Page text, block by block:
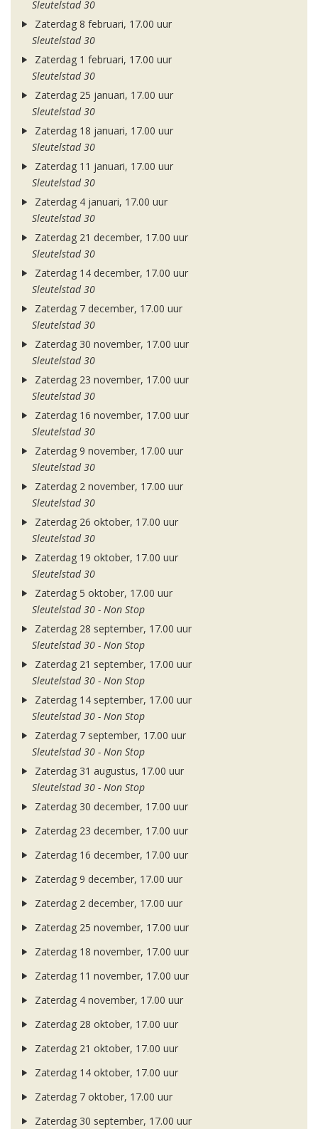
Sleutelstad 30
Zaterdag 8 februari, 17.00 uur
Sleutelstad 30
Zaterdag 1 februari, 17.00 uur
Sleutelstad 30
Zaterdag 25 januari, 17.00 uur
Sleutelstad 30
Zaterdag 18 januari, 17.00 uur
Sleutelstad 30
Zaterdag 11 januari, 17.00 uur
Sleutelstad 30
Zaterdag 4 januari, 17.00 uur
Sleutelstad 30
Zaterdag 21 december, 17.00 uur
Sleutelstad 30
Zaterdag 14 december, 17.00 uur
Sleutelstad 30
Zaterdag 7 december, 17.00 uur
Sleutelstad 30
Zaterdag 30 november, 17.00 uur
Sleutelstad 30
Zaterdag 23 november, 17.00 uur
Sleutelstad 30
Zaterdag 16 november, 17.00 uur
Sleutelstad 30
Zaterdag 9 november, 17.00 uur
Sleutelstad 30
Zaterdag 2 november, 17.00 uur
Sleutelstad 30
Zaterdag 26 oktober, 17.00 uur
Sleutelstad 30
Zaterdag 19 oktober, 17.00 uur
Sleutelstad 30
Zaterdag 5 oktober, 17.00 uur
Sleutelstad 30 - Non Stop
Zaterdag 28 september, 17.00 uur
Sleutelstad 30 - Non Stop
Zaterdag 21 september, 17.00 uur
Sleutelstad 30 - Non Stop
Zaterdag 14 september, 17.00 uur
Sleutelstad 30 - Non Stop
Zaterdag 7 september, 17.00 uur
Sleutelstad 30 - Non Stop
Zaterdag 31 augustus, 17.00 uur
Sleutelstad 30 - Non Stop
Zaterdag 30 december, 17.00 uur
Zaterdag 23 december, 17.00 uur
Zaterdag 16 december, 17.00 uur
Zaterdag 9 december, 17.00 uur
Zaterdag 2 december, 17.00 uur
Zaterdag 25 november, 17.00 uur
Zaterdag 18 november, 17.00 uur
Zaterdag 11 november, 17.00 uur
Zaterdag 4 november, 17.00 uur
Zaterdag 28 oktober, 17.00 uur
Zaterdag 21 oktober, 17.00 uur
Zaterdag 14 oktober, 17.00 uur
Zaterdag 7 oktober, 17.00 uur
Zaterdag 30 september, 17.00 uur